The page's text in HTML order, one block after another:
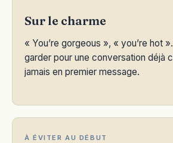
Sur le charme
« You’re gorgeous », « you’re hot
garder pour une conversation déjà
jamais en premier message.
À ÉVITER AU DÉBUT